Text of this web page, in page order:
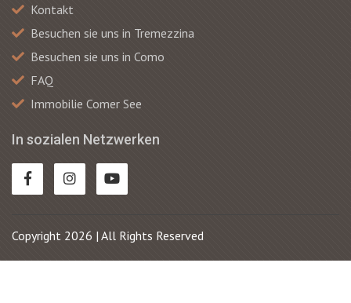
Kontakt
Besuchen sie uns in Tremezzina
Besuchen sie uns in Como
FAQ
Immobilie Comer See
In sozialen Netzwerken
Copyright 2026 | All Rights Reserved